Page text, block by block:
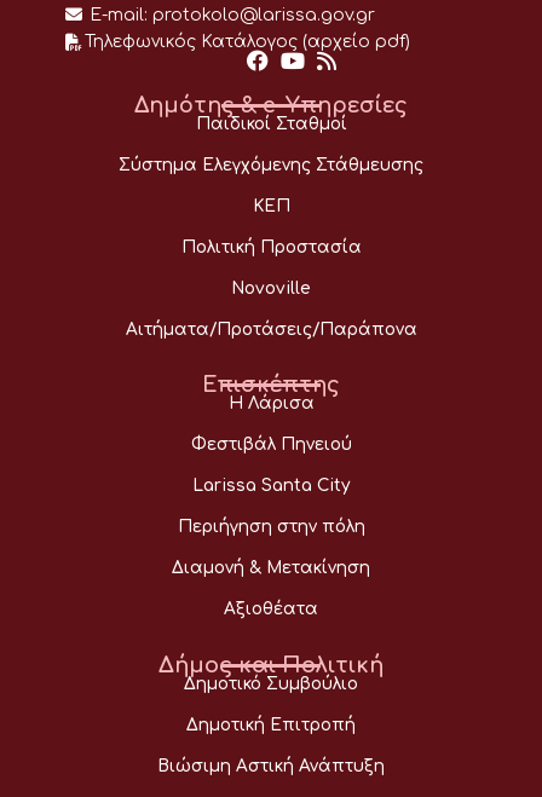
E-mail: protokolo@larissa.gov.gr
Τηλεφωνικός Κατάλογος (αρχείο pdf)
Δημότης & e-Υπηρεσίες
Παιδικοί Σταθμοί
Σύστημα Ελεγχόμενης Στάθμευσης
ΚΕΠ
Πολιτική Προστασία
Novoville
Αιτήματα/Προτάσεις/Παράπονα
Επισκέπτης
Η Λάρισα
Φεστιβάλ Πηνειού
Larissa Santa City
Περιήγηση στην πόλη
Διαμονή & Μετακίνηση
Αξιοθέατα
Δήμος και Πολιτική
Δημοτικό Συμβούλιο
Δημοτική Επιτροπή
Βιώσιμη Αστική Ανάπτυξη